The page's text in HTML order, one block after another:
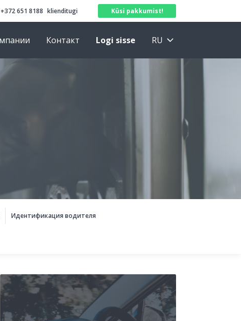
+372 651 8188 klienditugi Küsi pakkumist!
Контакт Logi sisse RU
Идентификация водителя